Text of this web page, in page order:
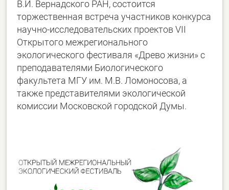
В.И. Вернадского РАН, состоится
торжественная встреча участников конкурса
научно-исследовательских проектов VII
Открытого межрегионального
экологического фестиваля «Древо жизни» с
преподавателями Биологического
факультета МГУ им. М.В. Ломоносова, а
также представителями экологической
комиссии Московской городской Думы.